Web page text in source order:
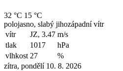
32 °C 15 °C
polojasno, slabý jihozápadní vítr
vítr
JZ, 3.47 m/s
tlak
1017
hPa
vlhkost 27
%
zítra, pondělí 10. 8. 2026